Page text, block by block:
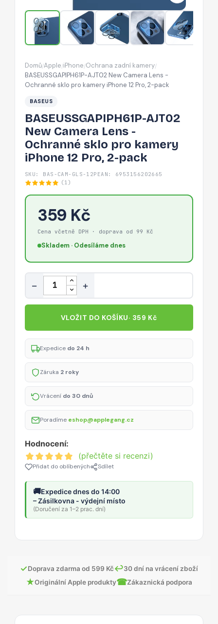
Ochranné
sklo
pro
kamery
12
Pro,
Domů/Apple/iPhone/Ochrana zadní kamery/
BASEUSSGAPIPH61P-AJT02 New Camera Lens -
Ochranné sklo pro kamery iPhone 12 Pro, 2-pack
BASEUS
BASEUSSGAPIPH61P-AJT02
New Camera Lens -
Ochranné sklo pro kamery
iPhone 12 Pro, 2-pack
SKU: BAS-CAM-GLS-12P EAN: 6953156202665
(1)
359 Kč
Cena včetně DPH · doprava od 99 Kč
Skladem · Odesíláme dnes
Množství
− +
VLOŽIT DO KOŠÍKU· 359 Kč
Expedice do 24 h
Záruka 2 roky
Vrácení do 30 dnů
Poradíme eshop@applegang.cz
Hodnocení:
(přečtěte si recenzi)
Přidat do oblíbených Sdílet
🚚Expedice dnes do 14:00
– Zásilkovna - výdejní místo
(Doručení za 1–2 prac. dní)
✓Doprava zdarma od 599 Kč↩30 dní na vrácení zboží
★Originální Apple produkty☎Zákaznická podpora